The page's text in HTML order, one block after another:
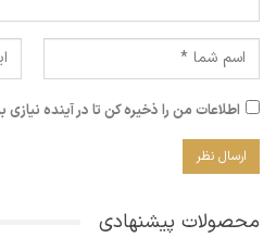
اطلاعات من را ذخیره کن تا در آینده
محصولات پیشنهادی